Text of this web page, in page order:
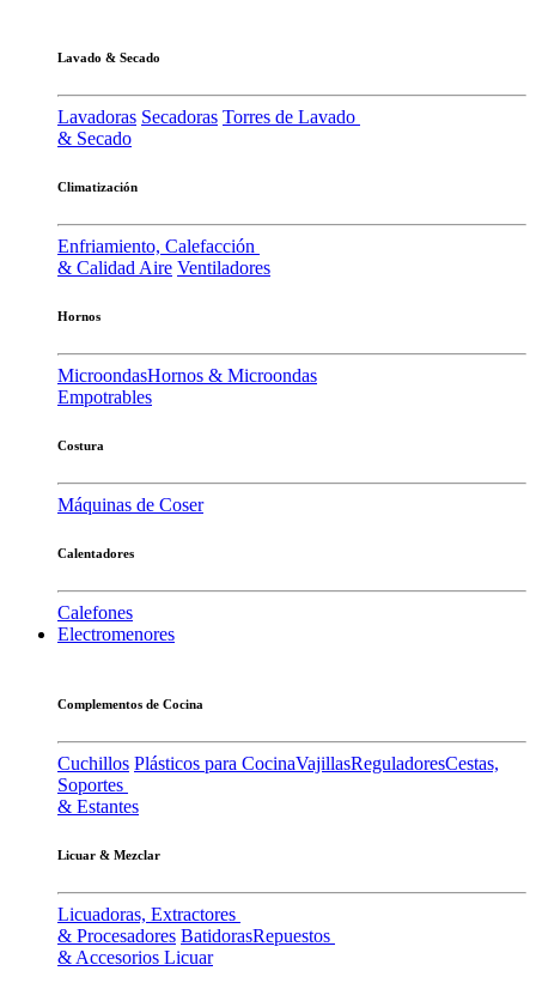
Lavado & Secado
Lavadoras Secadoras Torres de Lavado
& Secado
Climatización
Enfriamiento, Calefacción
& Calidad Aire Ventiladores
Hornos
MicroondasHornos & Microondas
Empotrables
Costura
Máquinas de Coser
Calentadores
Calefones
Electromenores
Complementos de Cocina
Cuchillos Plásticos para CocinaVajillasReguladoresCestas,
Soportes
& Estantes
Licuar & Mezclar
Licuadoras, Extractores
& Procesadores BatidorasRepuestos
& Accesorios Licuar